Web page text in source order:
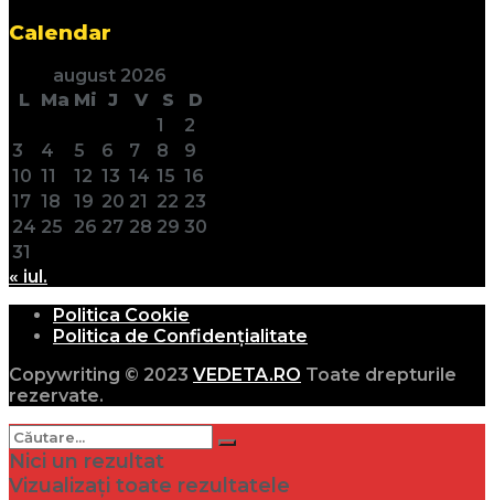
Calendar
august 2026
L Ma Mi J V S
D
1
2
3
4 5 6 7 8
9
10 11 12 13 14 15 16
17 18 19 20 21 22 23
24 25 26 27 28 29 30
31
« iul.
Politica Cookie
Politica de Confidențialitate
Copywriting © 2023 VEDETA.RO Toate drepturile
rezervate.
Nici un rezultat
Vizualizați toate rezultatele